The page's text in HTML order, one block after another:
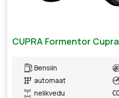
CUPRA Formentor Cupra
Bensiin
automaat
nelikvedu